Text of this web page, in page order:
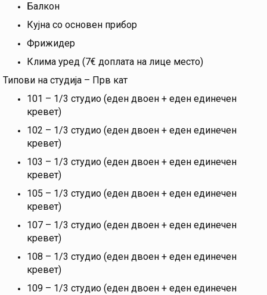
Балкон
Кујна со основен прибор
Фрижидер
Клима уред (7€ доплата на лице место)
Типови на студија – Прв кат
101 – 1/3 студио (еден двоен + еден единечен
кревет)
102 – 1/3 студио (еден двоен + еден единечен
кревет)
103 – 1/3 студио (еден двоен + еден единечен
кревет)
105 – 1/3 студио (еден двоен + еден единечен
кревет)
107 – 1/3 студио (еден двоен + еден единечен
кревет)
108 – 1/3 студио (еден двоен + еден единечен
кревет)
109 – 1/3 студио (еден двоен + еден единечен